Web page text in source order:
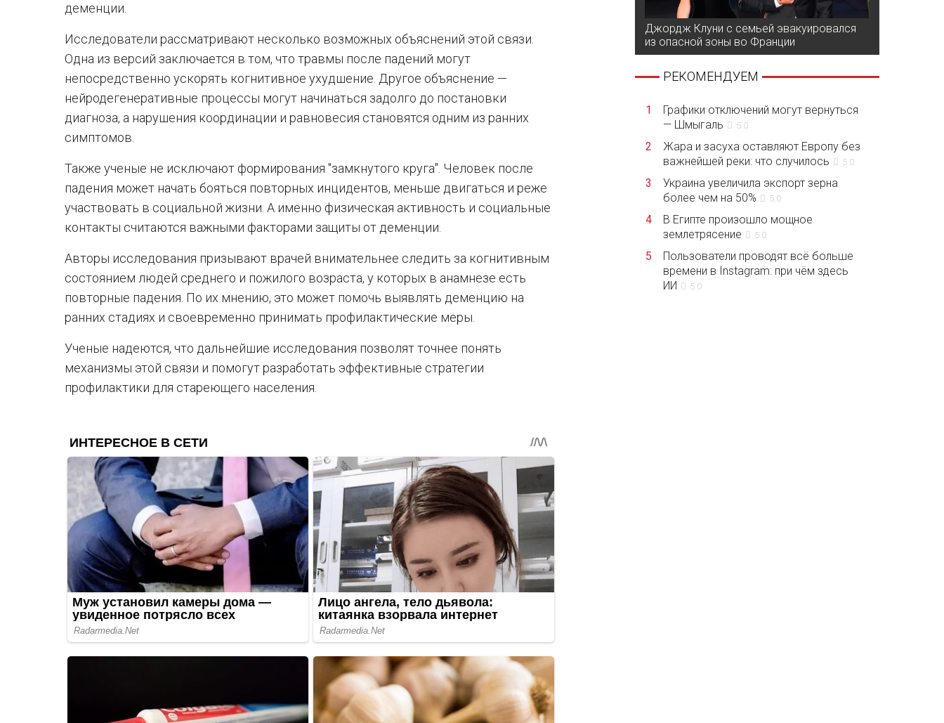
деменции.
Исследователи рассматривают несколько возможных объяснений этой связи.
Одна из версий заключается в том, что травмы после падений могут
непосредственно ускорять когнитивное ухудшение. Другое объяснение —
нейродегенеративные процессы могут начинаться задолго до постановки
диагноза, а нарушения координации и равновесия становятся одним из ранних
симптомов.
Также ученые не исключают формирования "замкнутого круга". Человек после
падения может начать бояться повторных инцидентов, меньше двигаться и реже
участвовать в социальной жизни. А именно физическая активность и социальные
контакты считаются важными факторами защиты от деменции.
Авторы исследования призывают врачей внимательнее следить за когнитивным
состоянием людей среднего и пожилого возраста, у которых в анамнезе есть
повторные падения. По их мнению, это может помочь выявлять деменцию на
ранних стадиях и своевременно принимать профилактические меры.
Ученые надеются, что дальнейшие исследования позволят точнее понять
механизмы этой связи и помогут разработать эффективные стратегии
профилактики для стареющего населения.
Джордж Клуни с семьей эвакуировался
из опасной зоны во Франции
РЕКОМЕНДУЕМ
1
Графики отключений могут вернуться
— Шмыгаль
5.0
2
Жара и засуха оставляют Европу без
важнейшей реки: что случилось
5.0
3
Украина увеличила экспорт зерна
более чем на 50%
5.0
4
В Египте произошло мощное
землетрясение
5.0
5
Пользователи проводят всё больше
времени в Instagram: при чём здесь
ИИ
5.0